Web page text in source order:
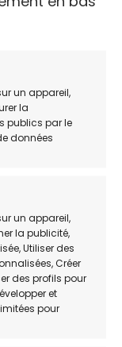
un appareil,
la
publics par le
données
un appareil,
la publicité,
Utiliser des
Créer
des profils pour
et
pour
Pour
gratuits en
réservé
de